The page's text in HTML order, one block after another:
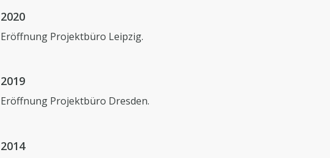
2020
Eröffnung Projektbüro Leipzig.
2019
Eröffnung Projektbüro Dresden.
2014